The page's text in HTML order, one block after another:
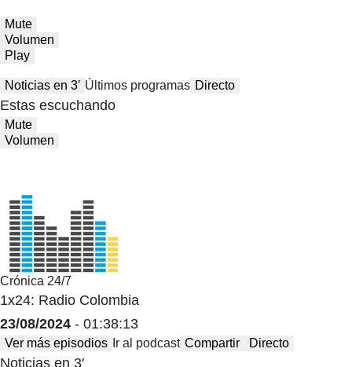
Mute
Volumen
Play
Noticias en 3′ Últimos programas Directo
Estas escuchando
Mute
Volumen
Crónica 24/7
1x24: Radio Colombia
23/08/2024 - 01:38:13
Ver más episodios Ir al podcast Compartir Directo
Noticias en 3′